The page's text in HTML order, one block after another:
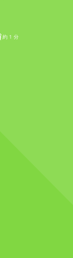
約 1 分